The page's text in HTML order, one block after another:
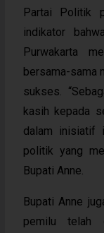
Partai Politik
indikator
Purwakarta
bersama-sama
sukses.
kasih kepada
dalam inisiatif
politik yang
Bupati Anne.
Bupati Anne
pemilu telah